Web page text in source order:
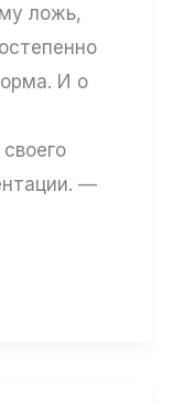
ложь,
И о
—